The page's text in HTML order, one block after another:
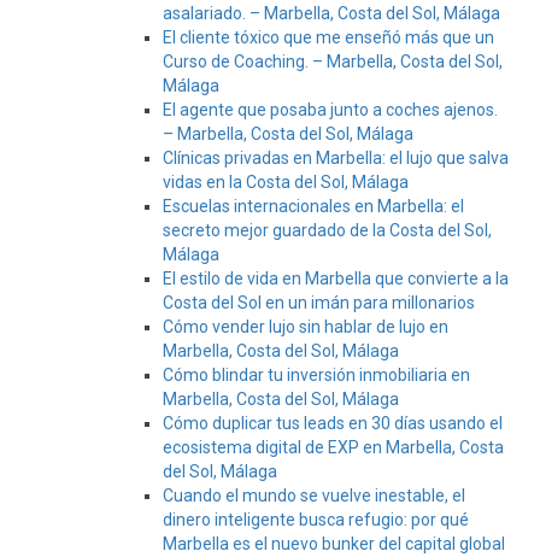
asalariado. – Marbella, Costa del Sol, Málaga
El cliente tóxico que me enseñó más que un
Curso de Coaching. – Marbella, Costa del Sol,
Málaga
El agente que posaba junto a coches ajenos.
– Marbella, Costa del Sol, Málaga
Clínicas privadas en Marbella: el lujo que salva
vidas en la Costa del Sol, Málaga
Escuelas internacionales en Marbella: el
secreto mejor guardado de la Costa del Sol,
Málaga
El estilo de vida en Marbella que convierte a la
Costa del Sol en un imán para millonarios
Cómo vender lujo sin hablar de lujo en
Marbella, Costa del Sol, Málaga
Cómo blindar tu inversión inmobiliaria en
Marbella, Costa del Sol, Málaga
Cómo duplicar tus leads en 30 días usando el
ecosistema digital de EXP en Marbella, Costa
del Sol, Málaga
Cuando el mundo se vuelve inestable, el
dinero inteligente busca refugio: por qué
Marbella es el nuevo bunker del capital global